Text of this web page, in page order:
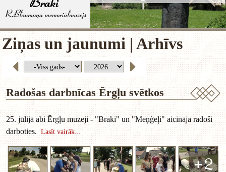
Ziņas un jaunumi | Arhīvs
Radošas darbnīcas Ērgļu svētkos
25. jūlijā abi Ērgļu muzeji - "Braki" un "Meņģeļi" aicināja radoši
darboties. Lasīt vairāk...
+2